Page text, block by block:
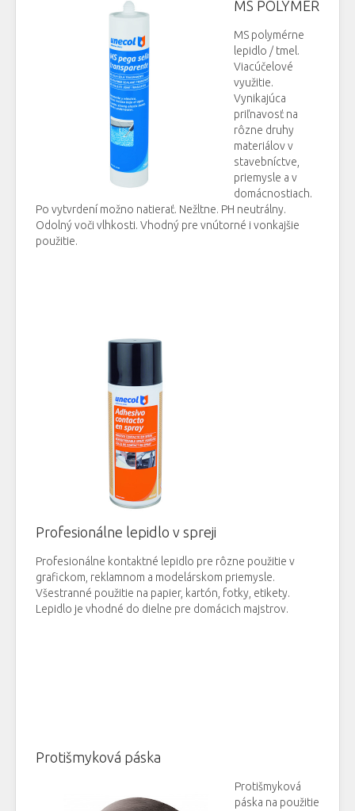
MS POLYMER
MS polymérne
lepidlo / tmel.
Viacúčelové
využitie.
Vynikajúca
priľnavosť na
rôzne druhy
materiálov v
stavebníctve,
priemysle a v
domácnostiach.
Po vytvrdení možno natierať. Nežltne. PH neutrálny.
Odolný voči vlhkosti. Vhodný pre vnútorné i vonkajšie
použitie.
Profesionálne lepidlo v spreji
Profesionálne kontaktné lepidlo pre rôzne použitie v
grafickom, reklamnom a modelárskom priemysle.
Všestranné použitie na papier, kartón, fotky, etikety.
Lepidlo je vhodné do dielne pre domácich majstrov.
Protišmyková páska
Protišmyková
páska na použitie